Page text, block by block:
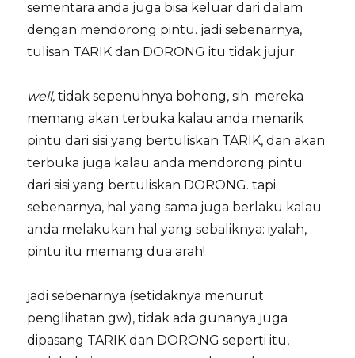
sementara anda juga bisa keluar dari dalam
dengan mendorong pintu. jadi sebenarnya,
tulisan TARIK dan DORONG itu tidak jujur.
well,tidak sepenuhnya bohong, sih. mereka
memang akan terbuka kalau anda menarik
pintu dari sisi yang bertuliskan TARIK, dan akan
terbuka juga kalau anda mendorong pintu
dari sisi yang bertuliskan DORONG. tapi
sebenarnya, hal yang sama juga berlaku kalau
anda melakukan hal yang sebaliknya: iyalah,
pintu itu memang dua arah!
jadi sebenarnya (setidaknya menurut
penglihatan gw), tidak ada gunanya juga
dipasang TARIK dan DORONG seperti itu,